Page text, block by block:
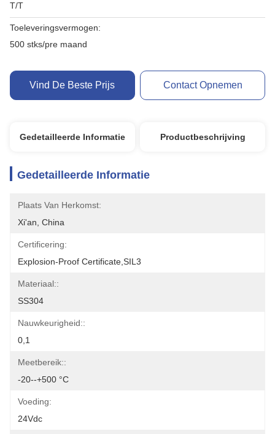
T/T
Toeleveringsvermogen:
500 stks/pre maand
Vind De Beste Prijs Contact Opnemen
Gedetailleerde Informatie Productbeschrijving
Gedetailleerde Informatie
Plaats Van Herkomst:
Xi'an, China
Certificering:
Explosion-Proof Certificate,SIL3
Materiaal::
SS304
Nauwkeurigheid::
0,1
Meetbereik::
-20--+500 °C
Voeding:
24Vdc